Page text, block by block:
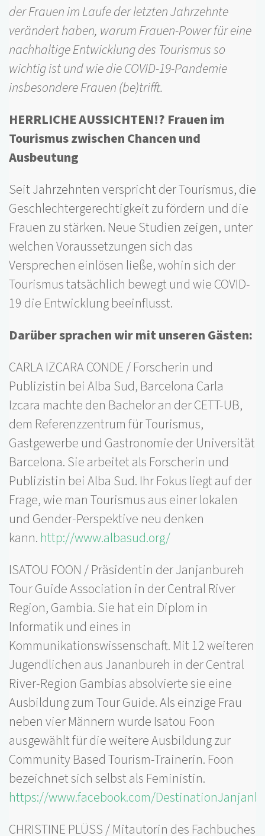
der Frauen im Laufe der letzten Jahrzehnte
verändert haben, warum Frauen-Power für eine
nachhaltige Entwicklung des Tourismus so
wichtig ist und wie die COVID-19-Pandemie
insbesondere Frauen (be)trifft.
HERRLICHE AUSSICHTEN!? Frauen im
Tourismus zwischen Chancen und
Ausbeutung
Seit Jahrzehnten verspricht der Tourismus, die
Geschlechtergerechtigkeit zu fördern und die
Frauen zu stärken. Neue Studien zeigen, unter
welchen Voraussetzungen sich das
Versprechen einlösen ließe, wohin sich der
Tourismus tatsächlich bewegt und wie COVID-
19 die Entwicklung beeinflusst.
Darüber sprachen wir mit unseren Gästen:
CARLA IZCARA CONDE / Forscherin und
Publizistin bei Alba Sud, Barcelona Carla
Izcara machte den Bachelor an der CETT-UB,
dem Referenzzentrum für Tourismus,
Gastgewerbe und Gastronomie der Universität
Barcelona. Sie arbeitet als Forscherin und
Publizistin bei Alba Sud. Ihr Fokus liegt auf der
Frage, wie man Tourismus aus einer lokalen
und Gender-Perspektive neu denken
kann. http://www.albasud.org/
ISATOU FOON / Präsidentin der Janjanbureh
Tour Guide Association in der Central River
Region, Gambia. Sie hat ein Diplom in
Informatik und eines in
Kommunikationswissenschaft. Mit 12 weiteren
Jugendlichen aus Jananbureh in der Central
River-Region Gambias absolvierte sie eine
Ausbildung zum Tour Guide. Als einzige Frau
neben vier Männern wurde Isatou Foon
ausgewählt für die weitere Ausbildung zur
Community Based Tourism-Trainerin. Foon
bezeichnet sich selbst als Feministin.
https://www.facebook.com/
CHRISTINE PLÜSS / Mitautorin des Fachbuches